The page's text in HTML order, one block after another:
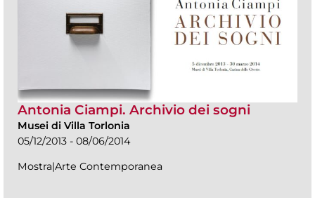
Antonia Ciampi. Archivio dei sogni
Musei di Villa Torlonia
05/12/2013 - 08/06/2014
Mostra|Arte Contemporanea